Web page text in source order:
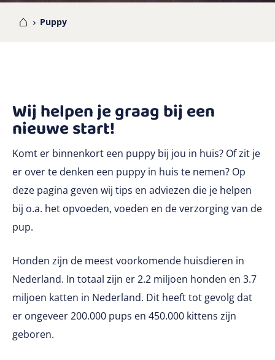
Puppy
Wij helpen je graag bij een
nieuwe start!
Komt er binnenkort een puppy bij jou in huis? Of zit je
er over te denken een puppy in huis te nemen? Op
deze pagina geven wij tips en adviezen die je helpen
bij o.a. het opvoeden, voeden en de verzorging van de
pup.
Honden zijn de meest voorkomende huisdieren in
Nederland. In totaal zijn er 2.2 miljoen honden en 3.7
miljoen katten in Nederland. Dit heeft tot gevolg dat
er ongeveer 200.000 pups en 450.000 kittens zijn
geboren.